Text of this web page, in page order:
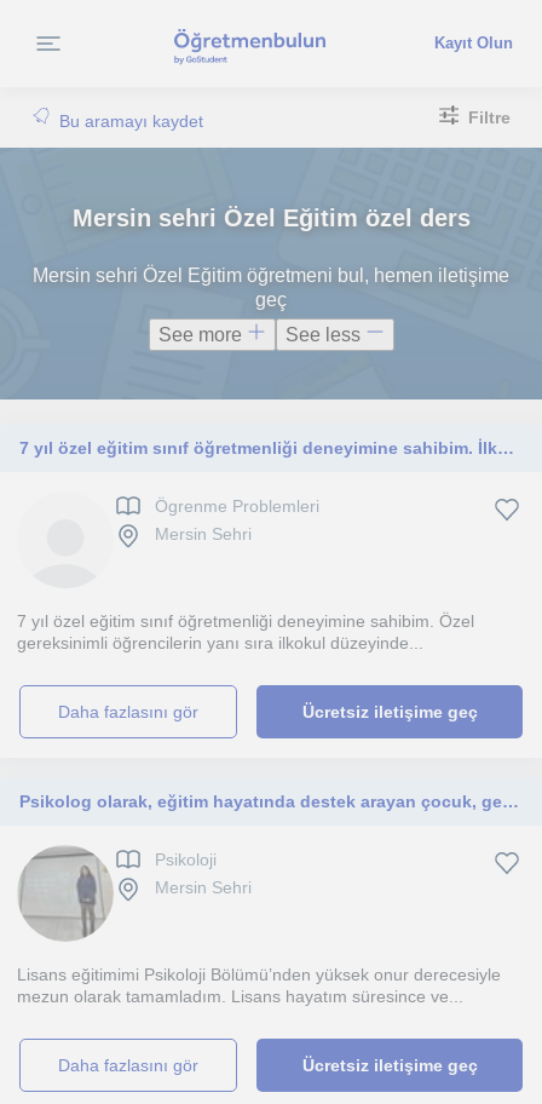
Kayıt Olun
Bu aramayı kaydet Filtre
Mersin sehri Özel Eğitim özel ders
Mersin sehri Özel Eğitim öğretmeni bul, hemen iletişime
geç
See more
See less
7 yıl özel eğitim sınıf öğretmenliği deneyimine sahibim. İlkokul düzeyindeki öğrencilerin derslerine destek
Ögrenme Problemleri
Mersin Sehri
7 yıl özel eğitim sınıf öğretmenliği deneyimine sahibim. Özel
gereksinimli öğrencilerin yanı sıra ilkokul düzeyinde...
daha fazlasını gör Ücretsiz iletişime geç
Psikolog olarak, eğitim hayatında destek arayan çocuk, genç ve ailelerin gelişimsel ve akademik süreçlerine profesyonel rehberlik
Psikoloji
Mersin Sehri
Lisans eğitimimi Psikoloji Bölümü’nden yüksek onur derecesiyle
mezun olarak tamamladım. Lisans hayatım süresince ve...
daha fazlasını gör Ücretsiz iletişime geç